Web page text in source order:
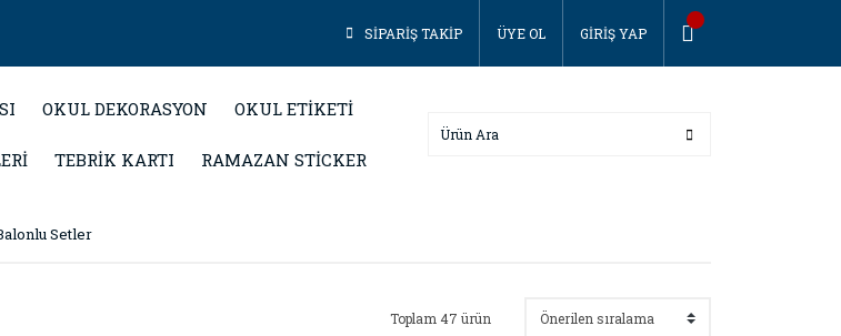
SİPARİŞ TAKİP ÜYE OL GİRİŞ YAP
OKUL DEKORASYON OKUL ETİKETİ
TEBRİK KARTI RAMAZAN STİCKER
Setler
Toplam 47 ürün